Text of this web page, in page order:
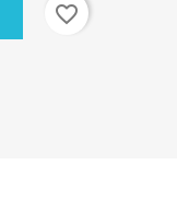
favorite_border